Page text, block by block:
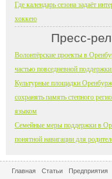
Где календарь сезона задаёт
хоккею
Пресс-
Волонтёрские проекты в
частью повседневной
Культурные площадки
сохранять память степного
языком
Семейные меры поддержки в
понятной навигации для
Главная Статьи Предприятия